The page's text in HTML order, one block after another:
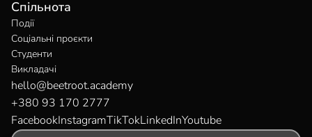
Спільнота
Події
Соціальні проєкти
Студенти
Викладачі
hello@beetroot.academy
+380 93 170 2777
FacebookInstagramTikTokLinkedInYoutube